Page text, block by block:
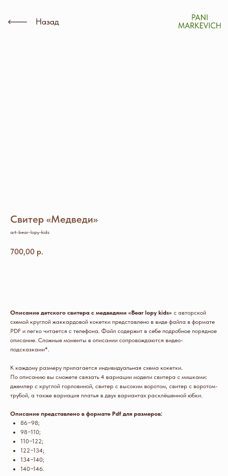
Свитер «Медведи»
art-bear-lopy-kids
700,00 р.
Описание детского свитера с медведями «Bear lopy kids» с авторской
схемой круглой жаккардовой кокетки представлено в виде файла в формате
PDF и легко читается с телефона. Файл содержит в себе подробное порядное
описание. Сложные моменты в описании сопровождаются видео-
подсказками*.
К каждому размеру прилагается индивидуальная схема кокетки.
По описанию вы сможете связать 4 вариации модели свитера с мишками:
джемпер с круглой горловиной, свитер с высоким воротом, свитер с воротом-
трубой, а также вариация платья в двух вариантах расклёшенной юбки.
Описание представлено в формате Pdf для размеров:
86−98;
98−110;
110−122;
122−134;
134−140;
140−146.